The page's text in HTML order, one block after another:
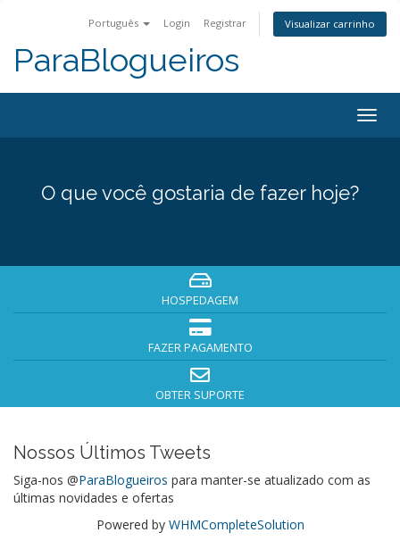
Português Login Registrar Visualizar carrinho
ParaBlogueiros
O que você gostaria de fazer hoje?
HOSPEDAGEM
FAZER PAGAMENTO
OBTER SUPORTE
Nossos Últimos Tweets
Siga-nos @ParaBlogueiros para manter-se atualizado com as
últimas novidades e ofertas
Powered by WHMCompleteSolution